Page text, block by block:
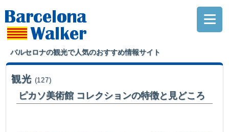
バルセロナの観光で人気のおすすめ情報サイト
観光 (127)
ピカソ美術館 コレクションの特徴と見どころ